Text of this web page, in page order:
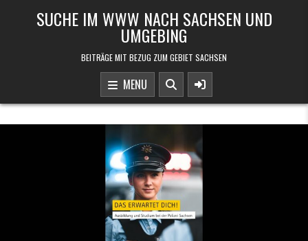
SUCHE IM WWW NACH SACHSEN UND
UMGEBING
BEITRÄGE MIT BEZUG ZUM GEBIET SACHSEN
MENU